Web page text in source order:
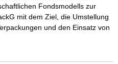
Fondsmodells zur
mit dem Ziel, die Umstellung
und den Einsatz von